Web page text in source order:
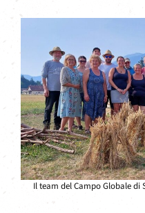
Il team del Campo Globale